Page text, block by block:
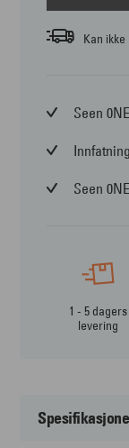
Kan
Seen
Seen
1 - 5 dagers
levering